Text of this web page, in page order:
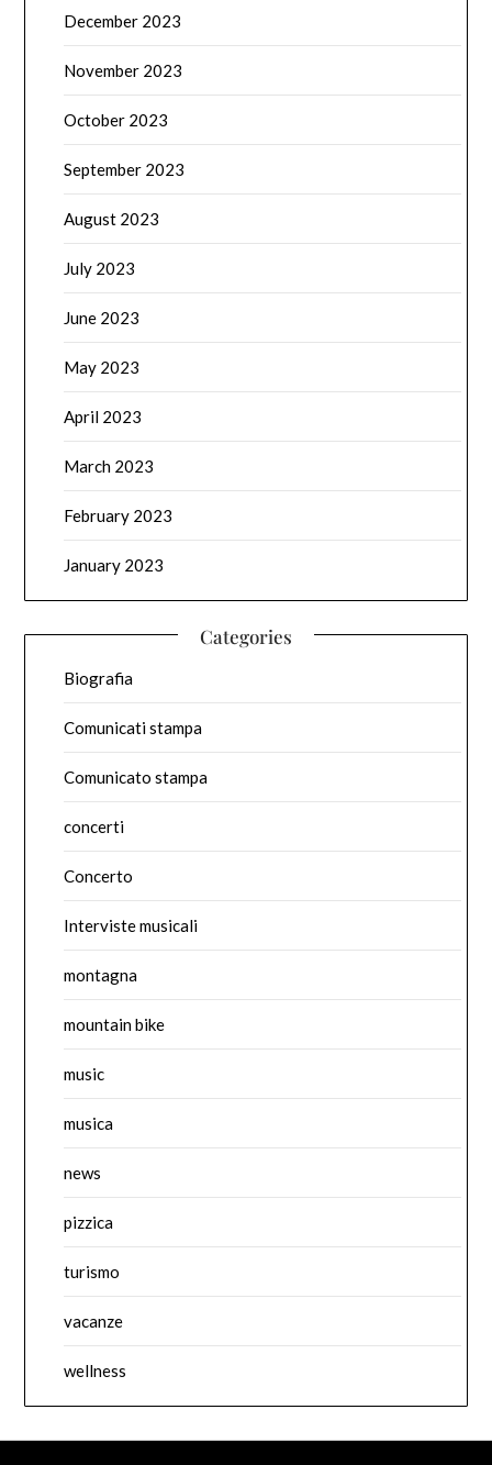
December 2023
November 2023
October 2023
September 2023
August 2023
July 2023
June 2023
May 2023
April 2023
March 2023
February 2023
January 2023
Categories
Biografia
Comunicati stampa
Comunicato stampa
concerti
Concerto
Interviste musicali
montagna
mountain bike
music
musica
news
pizzica
turismo
vacanze
wellness